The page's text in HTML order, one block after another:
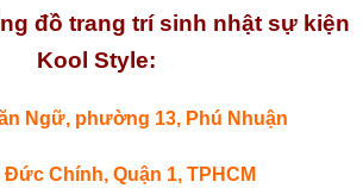
đồ trang trí sinh nhật sự kiện
Kool Style:
Ngữ, phường 13, Phú Nhuận
Đức Chính, Quận 1, TPHCM